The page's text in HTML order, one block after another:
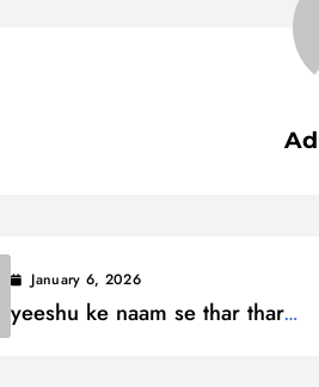
January 6, 2026
yeeshu ke naam se thar thar